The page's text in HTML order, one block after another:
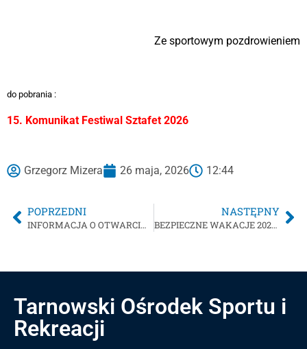
Ze sportowym pozdrowieniem
do pobrania :
15. Komunikat Festiwal Sztafet 2026
Grzegorz Mizera 26 maja, 2026 12:44
POPRZEDNI
INFORMACJA O OTWARCIU OBIEKTÓW TOSiR w dniu 4 czerwca 2026r. – Boże Ciało
NASTĘPNY
BEZPIECZNE WAKACJE 2026 r.
Tarnowski Ośrodek Sportu i
Rekreacji